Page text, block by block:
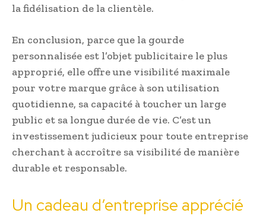
la fidélisation de la clientèle.
En conclusion, parce que la gourde
personnalisée est l’objet publicitaire le plus
approprié, elle offre une visibilité maximale
pour votre marque grâce à son utilisation
quotidienne, sa capacité à toucher un large
public et sa longue durée de vie. C’est un
investissement judicieux pour toute entreprise
cherchant à accroître sa visibilité de manière
durable et responsable.
Un cadeau d’entreprise apprécié